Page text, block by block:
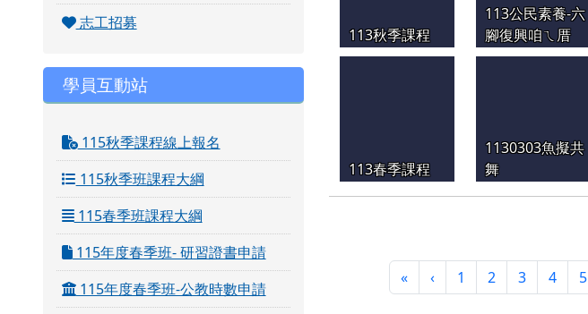
志工招募
學員互動站
115秋季課程線上報名
115秋季班課程大綱
115春季班課程大綱
115年度春季班- 研習證書申請
115年度春季班-公教時數申請
113秋季課程
113公民素養-六
腳復興咱ㄟ厝
113春季課程
1130303魚擬共
舞
«第一頁
‹上一頁
1 2 3 4 5